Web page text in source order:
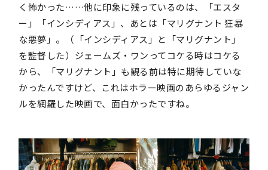
く怖かった……他に印象に残っているのは、「エスタ
ー」「インシディアス」、あとは「マリグナント 狂暴
な悪夢」。（「インシディアス」と「マリグナント」
を監督した）ジェームズ・ワンってコケる時はコケる
から、「マリグナント」も観る前は特に期待していな
かったんですけど、これはホラー映画のあらゆるジャン
ルを網羅した映画で、面白かったですね。